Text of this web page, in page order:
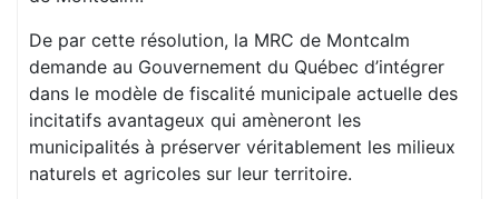
De par cette résolution, la MRC de Montcalm
demande au Gouvernement du Québec d’intégrer
dans le modèle de fiscalité municipale actuelle des
incitatifs avantageux qui amèneront les
municipalités à préserver véritablement les milieux
naturels et agricoles sur leur territoire.